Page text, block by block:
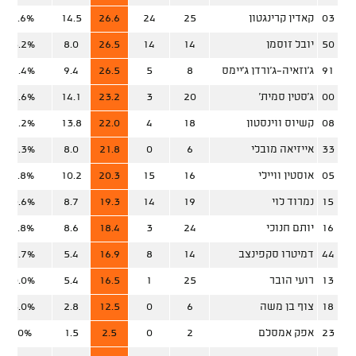
03 קאדין קרינגטון 25
24
26.6
14.5
51.6%
50 יובל זוסמן 14
14
26.5
8.0
45.2%
91 ג'וזאיה־ג'ורדן ג'יימס 8
5
26.5
9.4
44.4%
00 ג'סטין סמית' 20
3
23.2
14.1
68.6%
08 קשיוס ווינסטון 18
4
22.0
13.8
49.2%
33 אייזיאה מובלי 6
0
21.8
8.0
58.3%
05 אוסטין וויילי 16
15
20.3
10.2
61.8%
15 נמרוד לוי 19
14
19.3
8.7
53.6%
16 יותם חנוכי 24
3
18.4
8.6
51.8%
44 דמיטרו סקפינצב 14
8
16.9
5.4
66.7%
13 רועי הובר 25
1
16.5
5.4
40.0%
18 צוף בן משה 6
0
12.5
2.8
25.0%
23 אפק אמסלם 2
0
2.5
1.5
0.0%